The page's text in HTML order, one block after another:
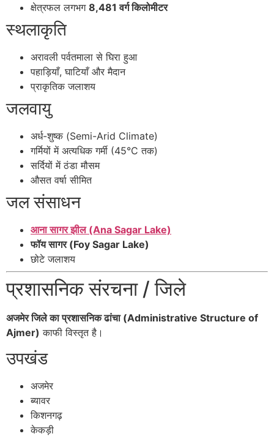
क्षेत्रफल लगभग 8,481 वर्ग किलोमीटर
स्थलाकृति
अरावली पर्वतमाला से घिरा हुआ
पहाड़ियाँ, घाटियाँ और मैदान
प्राकृतिक जलाशय
जलवायु
अर्ध-शुष्क (Semi-Arid Climate)
गर्मियों में अत्यधिक गर्मी (45°C तक)
सर्दियों में ठंडा मौसम
औसत वर्षा सीमित
जल संसाधन
आना सागर झील (Ana Sagar Lake)
फॉय सागर (Foy Sagar Lake)
छोटे जलाशय
प्रशासनिक संरचना / जिले
अजमेर जिले का प्रशासनिक ढांचा (Administrative Structure of
Ajmer) काफी विस्तृत है।
उपखंड
अजमेर
ब्यावर
किशनगढ़
केकड़ी